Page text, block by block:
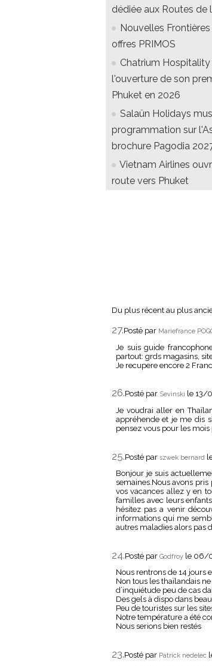
dédiée aux Routes de
Nouvelles
offres PRIMOS
Chatrium
l'ouverture de son
Phuket en 2026
Salaün Holidays
programmation sur
brochure Pagodia
Vietnam Airlines
route vers Phuket
Du plus récent au plus
27.Posté par Mariefrance
Je suis guide
partout: grds magasins,
Je recupere encore 2
26.Posté par Sevinski le 13/
Je voudrai aller en
appréhende et je me dis
pensez vous pour les
25.Posté par szwek bernard
Bonjour je suis
semaines.Nous avons
vos vacances allez y en
familles avec leurs
hésitez pas a venir
informations qui me
autres maladies alors pas
24.Posté par Godfroy le 06/
Nous rentrons de 14 jours
Non tous les thaïlandais
d’inquiétude peu de cas
Des gels à dispo dans
Peu de touristes sur les
Notre température a été
Nous serions bien restés
23.Posté par Patrick nedelec